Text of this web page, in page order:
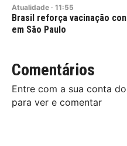
Atualidade · 11:55
Brasil reforça vacinação
em São Paulo
Comentários
Entre com a sua conta do
para ver e comentar